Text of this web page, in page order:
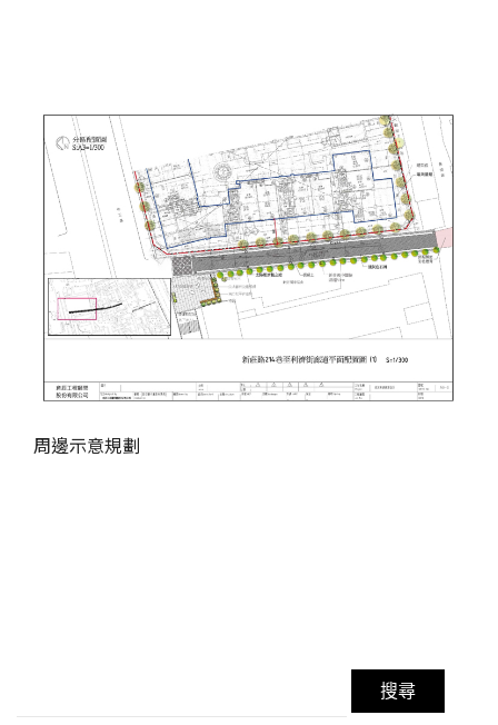
周邊示意規劃